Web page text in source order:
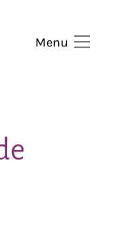
Menu